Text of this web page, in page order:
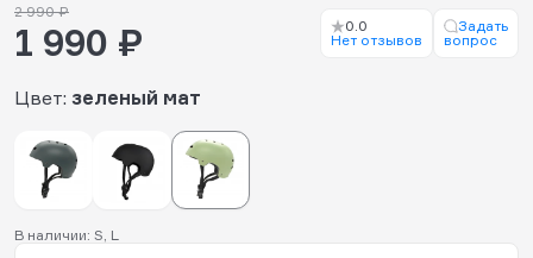
Цвет: зеленый мат
В наличии: S, L
2 990 ₽
1 990 ₽
0.0
Нет отзывов
Задать
вопрос